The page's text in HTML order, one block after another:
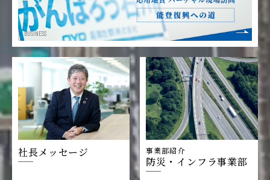
BUSINESS
社長メッセージ 事業部紹介
防災・インフラ事業部